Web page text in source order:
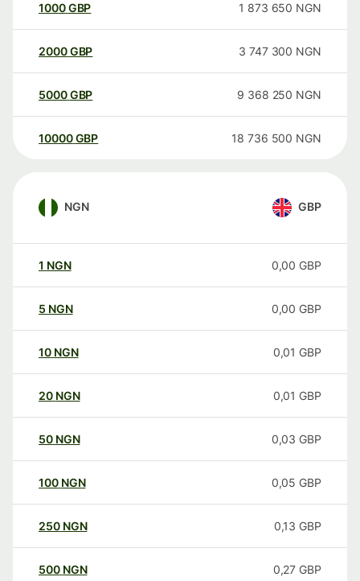
1000GBP 1 873 650 NGN
2000GBP 3 747 300 NGN
5000GBP 9 368 250 NGN
10000 GBP 18 736 500 NGN
NGN GBP
1 NGN 0,00 GBP
5 NGN 0,00 GBP
10 NGN 0,01 GBP
20 NGN 0,01 GBP
50 NGN 0,03 GBP
100 NGN 0,05 GBP
250 NGN 0,13 GBP
500 NGN 0,27 GBP